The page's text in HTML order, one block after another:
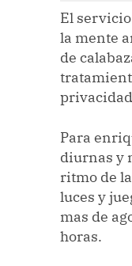
El
la mente
de
Para
diurnas y
ritmo de
luces y
mas de
horas.